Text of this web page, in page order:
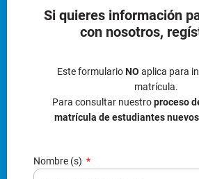
Si quieres información
con nosotros,
Este formularioNO aplica para
matrícula.
Para consultar nuestroproceso
matrícula de estudiantes nuevos
Nombre (s)